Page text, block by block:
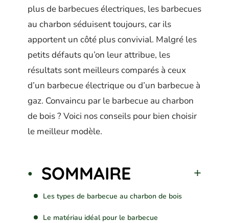
plus de barbecues électriques, les barbecues
au charbon séduisent toujours, car ils
apportent un côté plus convivial. Malgré les
petits défauts qu’on leur attribue, les
résultats sont meilleurs comparés à ceux
d’un barbecue électrique ou d’un barbecue à
gaz. Convaincu par le barbecue au charbon
de bois ? Voici nos conseils pour bien choisir
le meilleur modèle.
SOMMAIRE
Les types de barbecue au charbon de bois
Le matériau idéal pour le barbecue